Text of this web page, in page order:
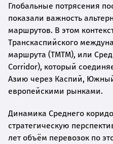
Глобальные потрясения
показали важность
маршрутов. В этом
Транскаспийского
маршрута (ТМТМ), или
Corridor), который
Азию через Каспий,
европейскими рынками.
Динамика Среднего
стратегическую
лет объём перевозок по